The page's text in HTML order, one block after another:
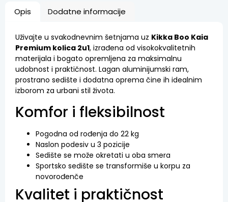
Opis Dodatne informacije
Uživajte u svakodnevnim šetnjama uz Kikka Boo Kaia
Premium kolica 2u1, izrađena od visokokvalitetnih
materijala i bogato opremljena za maksimalnu
udobnost i praktičnost. Lagan aluminijumski ram,
prostrano sedište i dodatna oprema čine ih idealnim
izborom za urbani stil života.
Komfor i fleksibilnost
Pogodna od rođenja do 22 kg
Naslon podesiv u 3 pozicije
Sedište se može okretati u oba smera
Sportsko sedište se transformiše u korpu za
novorođenče
Kvalitet i praktičnost